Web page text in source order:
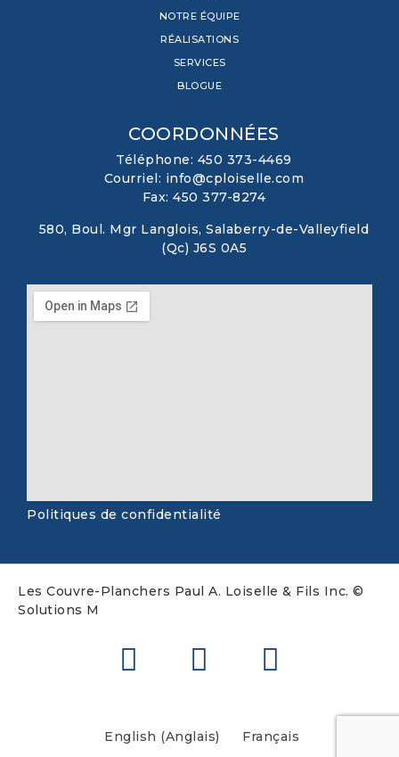
NOTRE ÉQUIPE
RÉALISATIONS
SERVICES
BLOGUE
COORDONNÉES
Téléphone: 450 373-4469
Courriel: info@cploiselle.com
Fax: 450 377-8274
580, Boul. Mgr Langlois, Salaberry-de-Valleyfield
(Qc) J6S 0A5
Politiques de confidentialité
Les Couvre-Planchers Paul A. Loiselle & Fils Inc. ©
Solutions M
English (Anglais) Français